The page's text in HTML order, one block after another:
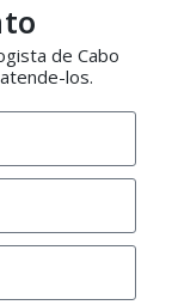
de Cabo
los.